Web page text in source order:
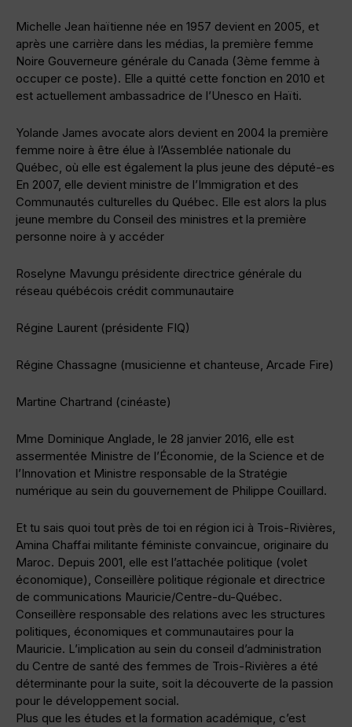
Michelle Jean haïtienne née en 1957 devient en 2005, et
après une carrière dans les médias, la première femme
Noire Gouverneure générale du Canada (3ème femme à
occuper ce poste). Elle a quitté cette fonction en 2010 et
est actuellement ambassadrice de l’Unesco en Haïti.
Yolande James avocate alors devient en 2004 la première
femme noire à être élue à l’Assemblée nationale du
Québec, où elle est également la plus jeune des député-es
En 2007, elle devient ministre de l’Immigration et des
Communautés culturelles du Québec. Elle est alors la plus
jeune membre du Conseil des ministres et la première
personne noire à y accéder
Roselyne Mavungu présidente directrice générale du
réseau québécois crédit communautaire
Régine Laurent (présidente FIQ)
Régine Chassagne (musicienne et chanteuse, Arcade Fire)
Martine Chartrand (cinéaste)
Mme Dominique Anglade, le 28 janvier 2016, elle est
assermentée Ministre de l’Économie, de la Science et de
l’Innovation et Ministre responsable de la Stratégie
numérique au sein du gouvernement de Philippe Couillard.
Et tu sais quoi tout près de toi en région ici à Trois-Rivières,
Amina Chaffai militante féministe convaincue, originaire du
Maroc. Depuis 2001, elle est l’attachée politique (volet
économique), Conseillère politique régionale et directrice
de communications Mauricie/Centre-du-Québec.
Conseillère responsable des relations avec les structures
politiques, économiques et communautaires pour la
Mauricie. L’implication au sein du conseil d’administration
du Centre de santé des femmes de Trois-Rivières a été
déterminante pour la suite, soit la découverte de la passion
pour le développement social.
Plus que les études et la formation académique, c’est